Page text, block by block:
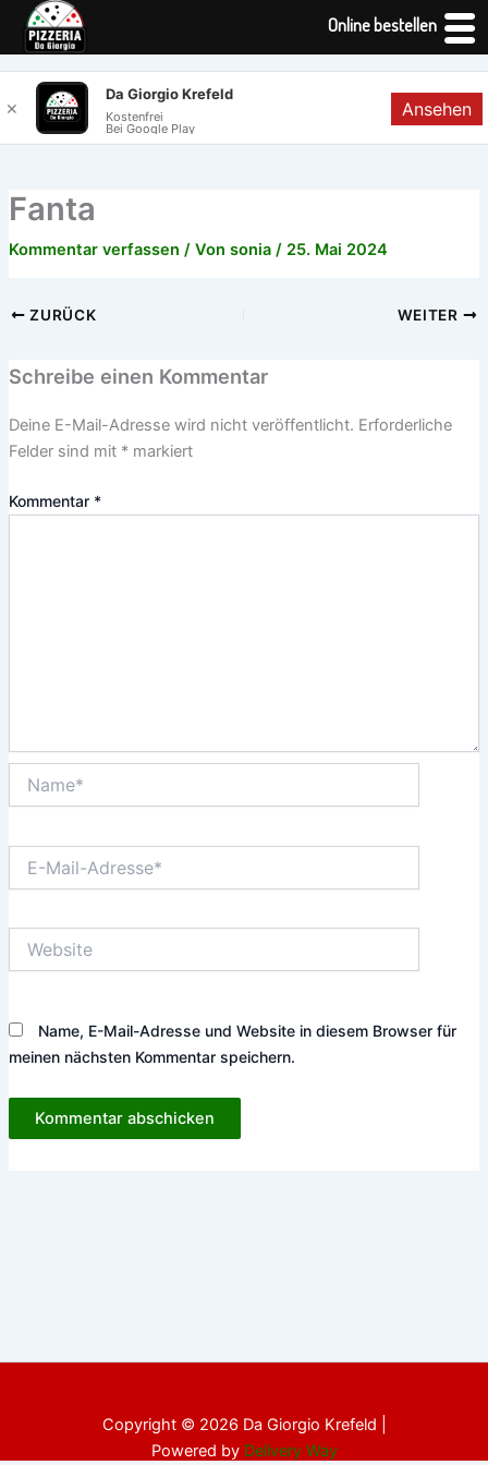
Inhalt
springen
Fanta
Kommentar verfassen / Von sonia / 25. Mai 2024
ZURÜCK WEITER
Schreibe einen Kommentar
Deine E-Mail-Adresse wird nicht veröffentlicht. Erforderliche
Felder sind mit *markiert
Kommentar *
Mail-
Name, E-Mail-Adresse und Website in diesem Browser für
meinen nächsten Kommentar speichern.
Copyright © 2026 Da Giorgio Krefeld |
Powered by Delivery Way
Online bestellen
✕
Da Giorgio Krefeld
Kostenfrei
Bei Google Play
Ansehen